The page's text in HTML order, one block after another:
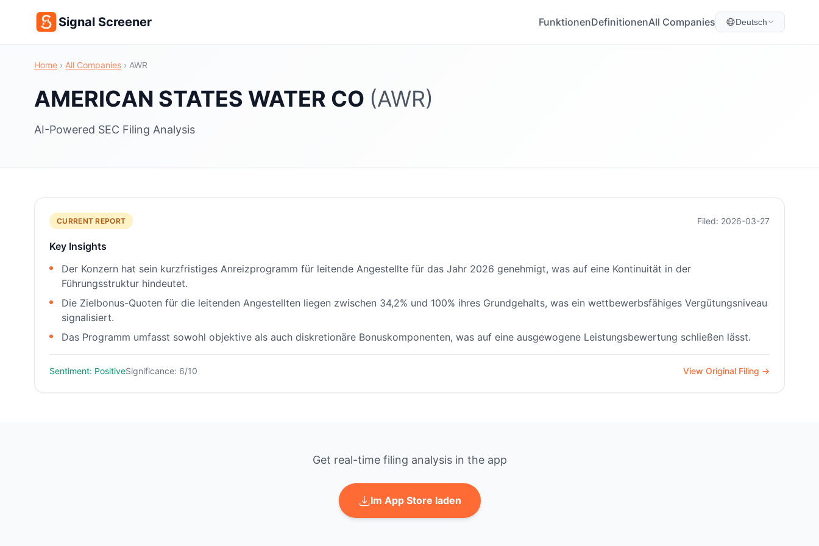
Signal Screener FunktionenDefinitionenAll Companies Deutsch
Home › All Companies › AWR
AMERICAN STATES WATER CO (AWR)
AI-Powered SEC Filing Analysis
CURRENT REPORT Filed: 2026-03-27
Key Insights
Der Konzern hat sein kurzfristiges Anreizprogramm für leitende Angestellte für das Jahr 2026 genehmigt, was auf eine Kontinuität in der
Führungsstruktur hindeutet.
Die Zielbonus-Quoten für die leitenden Angestellten liegen zwischen 34,2% und 100% ihres Grundgehalts, was ein wettbewerbsfähiges Vergütungsniveau
signalisiert.
Das Programm umfasst sowohl objektive als auch diskretionäre Bonuskomponenten, was auf eine ausgewogene Leistungsbewertung schließen lässt.
Sentiment: PositiveSignificance: 6/10 View Original Filing →
Get real-time filing analysis in the app
Im App Store laden